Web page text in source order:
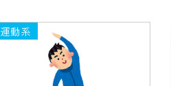
運動系